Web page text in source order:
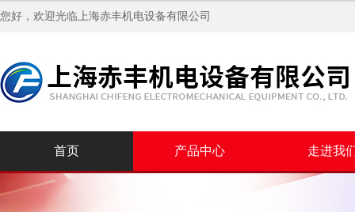
您好，欢迎光临上海赤丰机电设备有限公司
首页 产品中心 走进我